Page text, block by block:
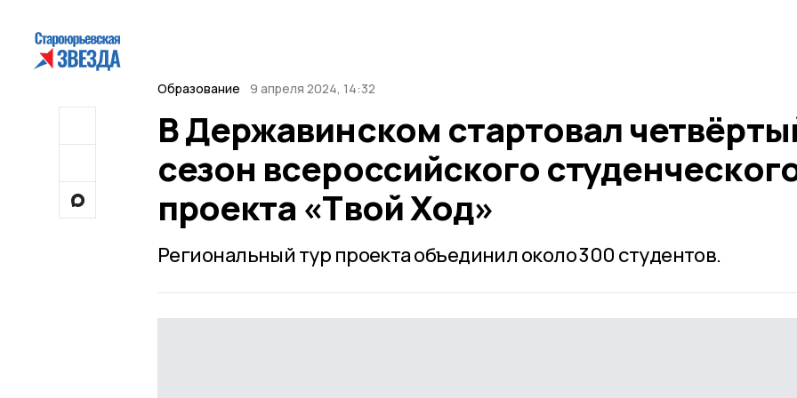
Образование 9 апреля 2024, 14:32
В Державинском стартовал
сезон всероссийского
проекта «Твой Ход»
Региональный тур проекта объединил около 300 студентов.